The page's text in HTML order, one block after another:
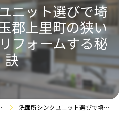
ニット選びで埼
郡上里町の狭い
フォームする秘
訣
洗面所シンクユニット選びで埼玉県加須市児玉郡上里町の狭い空間も快適にリフォームする秘訣